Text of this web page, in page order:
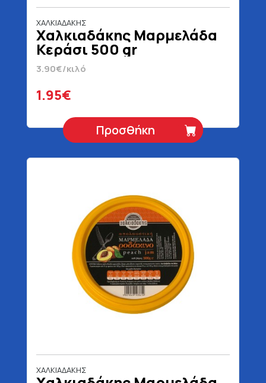
ΧΑΛΚΙΑΔΑΚΗΣ
Χαλκιαδάκης Μαρμελάδα
Κεράσι 500 gr
3.90€/κιλό
1.95€
Προσθήκη
ΧΑΛΚΙΑΔΑΚΗΣ